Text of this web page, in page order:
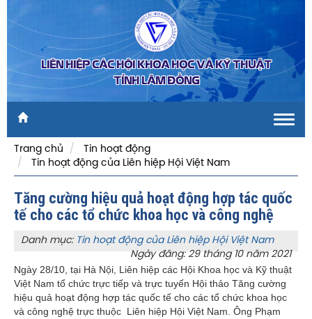
LIÊN HIỆP CÁC HỘI KHOA HỌC VÀ KỸ THUẬT
TỈNH LÂM ĐỒNG
Trang chủ
Tin hoạt động
Tin hoạt động của Liên hiệp Hội Việt Nam
Tăng cường hiệu quả hoạt động hợp tác quốc
tế cho các tổ chức khoa học và công nghệ
Danh mục: Tin hoạt động của Liên hiệp Hội Việt Nam
Ngày đăng: 29 tháng 10 năm 2021
Ngày 28/10, tại Hà Nội, Liên hiệp các Hội Khoa học và Kỹ thuật
Việt Nam tổ chức trực tiếp và trực tuyến Hội thảo Tăng cường
hiệu quả hoạt động hợp tác quốc tế cho các tổ chức khoa học
và công nghệ trực thuộc Liên hiệp Hội Việt Nam. Ông Phạm